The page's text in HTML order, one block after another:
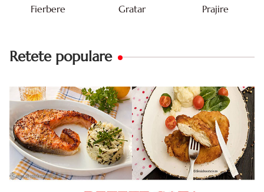
Fierbere Gratar Prajire
Retete populare